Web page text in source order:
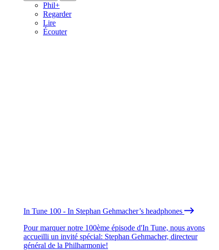
Phil+
Regarder
Lire
Écouter
In Tune 100 - In Stephan Gehmacher’s headphones
Pour marquer notre 100ème épisode d'In Tune, nous avons
accueilli un invité spécial: Stephan Gehmacher, directeur
général de la Philharmonie!